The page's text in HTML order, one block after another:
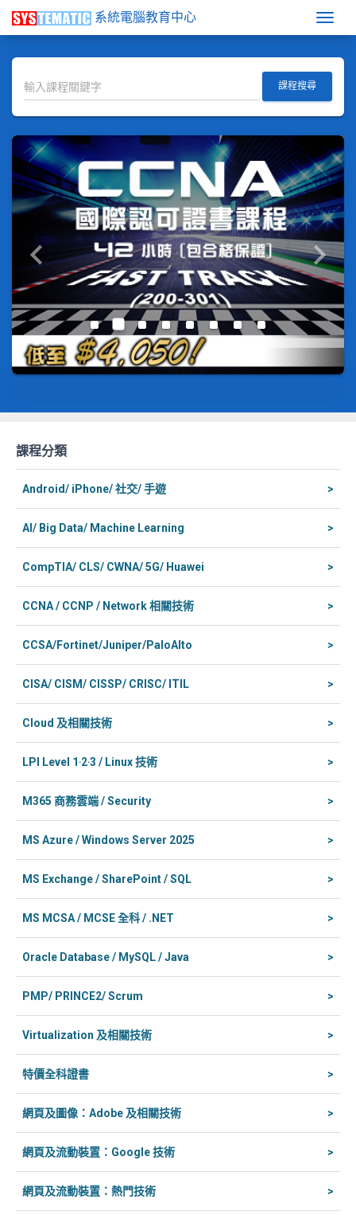
系統電腦教育中心
課程搜尋
keyboard_arrow_left
Previous keyboard_arrow_right
Next
課程分類
Android/ iPhone/ 社交/ 手遊 >
AI/ Big Data/ Machine Learning >
CompTIA/ CLS/ CWNA/ 5G/ Huawei >
CCNA / CCNP / Network 相關技術 >
CCSA/Fortinet/Juniper/PaloAlto >
CISA/ CISM/ CISSP/ CRISC/ ITIL >
Cloud 及相關技術 >
LPI Level 1‧2‧3 / Linux 技術 >
M365 商務雲端 / Security >
MS Azure / Windows Server 2025 >
MS Exchange / SharePoint / SQL >
MS MCSA / MCSE 全科 / .NET >
Oracle Database / MySQL / Java >
PMP/ PRINCE2/ Scrum >
Virtualization 及相關技術 >
特價全科證書 >
網頁及圖像：Adobe 及相關技術 >
網頁及流動裝置：Google 技術 >
網頁及流動裝置：熱門技術 >